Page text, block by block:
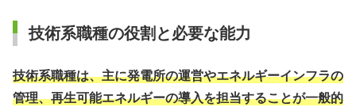
技術系職種の役割と必要な能力
技術系職種は、主に発電所の運営やエネルギーインフラの
管理、再生可能エネルギーの導入を担当することが一般的